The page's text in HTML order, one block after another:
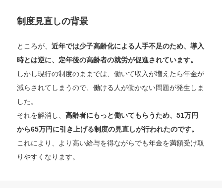
制度見直しの背景
ところが、近年では少子高齢化による人手不足のため、導入
時とは逆に、定年後の高齢者の就労が促進されています。
しかし現行の制度のままでは、働いて収入が増えたら年金が
減らされてしまうので、働ける人が働かない問題が発生しま
した。
それを解消し、高齢者にもっと働いてもらうため、51万円
から65万円に引き上げる制度の見直しが行われたのです。
これにより、より高い給与を得ながらでも年金を満額受け取
りやすくなります。